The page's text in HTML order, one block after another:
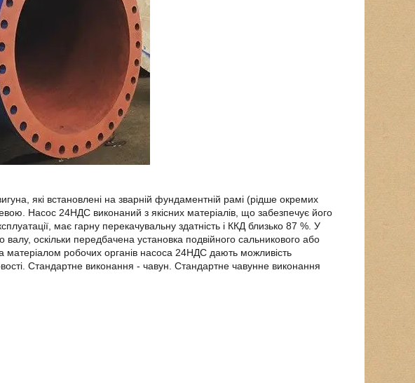
які встановлені на зварній фундаментній рамі (рідше окремих
Насос 24НДС виконаний з якісних матеріалів, що забезпечує його
має гарну перекачувальну здатність і ККД близько 87 %. У
валу, оскільки передбачена установка подвійного сальникового або
матеріалом робочих органів насоса 24НДС дають можливість
Стандартне виконання - чавун. Стандартне чавунне виконання